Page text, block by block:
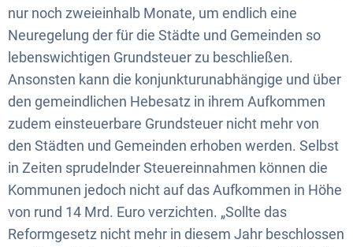
nur noch zweieinhalb Monate, um endlich eine
Neuregelung der für die Städte und Gemeinden so
lebenswichtigen Grundsteuer zu beschließen.
Ansonsten kann die konjunkturunabhängige und über
den gemeindlichen Hebesatz in ihrem Aufkommen
zudem einsteuerbare Grundsteuer nicht mehr von
den Städten und Gemeinden erhoben werden. Selbst
in Zeiten sprudelnder Steuereinnahmen können die
Kommunen jedoch nicht auf das Aufkommen in Höhe
von rund 14 Mrd. Euro verzichten. „Sollte das
Reformgesetz nicht mehr in diesem Jahr beschlossen